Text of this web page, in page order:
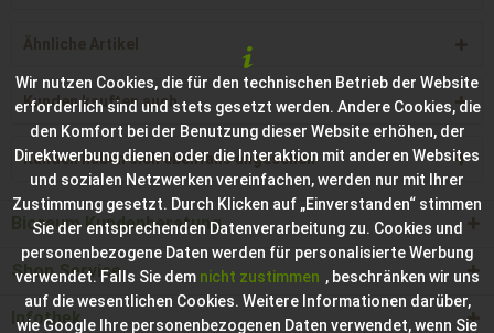
Ähnliche Artikel
Kunden kauften auch
Kunden haben sich ebenfalls angesehen
Bioraum Kundenberatung
Shop Service
Infothek
Wir nutzen Cookies, die für den technischen Betrieb der Website
erforderlich sind und stets gesetzt werden. Andere Cookies, die
den Komfort bei der Benutzung dieser Website erhöhen, der
Direktwerbung dienen oder die Interaktion mit anderen Websites
und sozialen Netzwerken vereinfachen, werden nur mit Ihrer
Zustimmung gesetzt. Durch Klicken auf „Einverstanden“ stimmen
Sie der entsprechenden Datenverarbeitung zu. Cookies und
personenbezogene Daten werden für personalisierte Werbung
verwendet. Falls Sie dem nicht zustimmen , beschränken wir uns
auf die wesentlichen Cookies. Weitere Informationen darüber,
wie Google Ihre personenbezogenen Daten verwendet, wenn Sie